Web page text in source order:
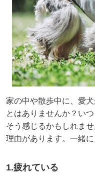
家の中や散歩中に、愛
とはありませんか？い
そう感じるかもしれま
理由があります。一緒に
1.疲れている